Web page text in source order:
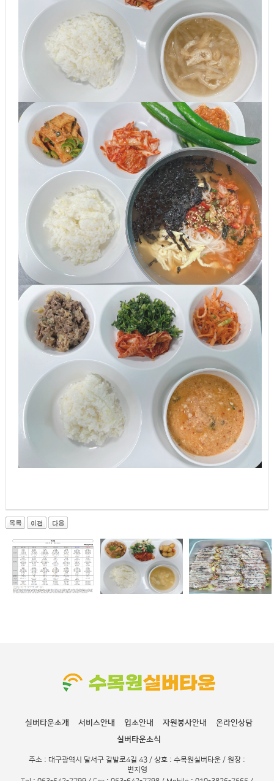
실버타운소개 서비스안내 입소안내 자원봉사안내
온라인상담
실버타운소식
주소 : 대구광역시 달서구 갈밭로4길 43 / 상호 : 수목원실버타운 / 원장 :
변지영